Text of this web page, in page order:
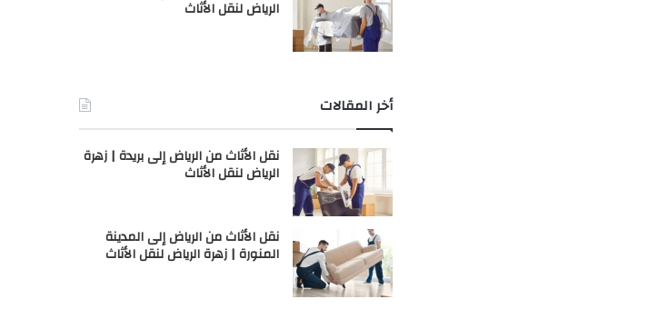
الرياض لنقل الأثاث
أخر المقالات
نقل الأثاث من الرياض إلى بريدة | زهرة
الرياض لنقل الأثاث
نقل الأثاث من الرياض إلى المدينة
المنورة | زهرة الرياض لنقل الأثاث